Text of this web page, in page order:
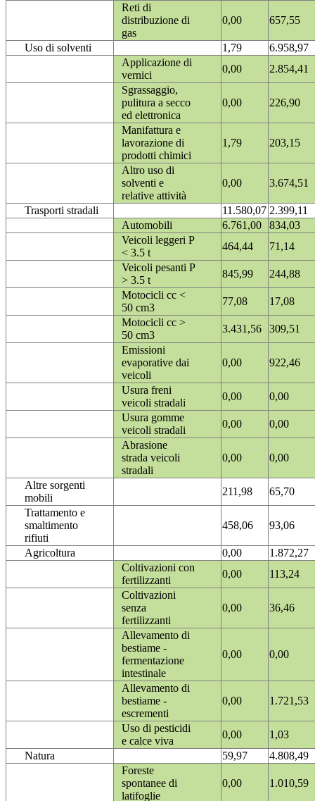
Reti di
distribuzione di
gas
0,00 657,55
Uso di solventi 1,79
6.958,97
Applicazione di
vernici
0,00
2.854,41
Sgrassaggio,
pulitura a secco
ed elettronica
0,00 226,90
Manifattura e
lavorazione di
prodotti chimici
1,79 203,15
Altro uso di
solventi e
relative attività
0,00 3.674,51
Trasporti stradali 11.580,07 2.399,11
Automobili
6.761,00
834,03
Veicoli leggeri P
< 3.5 t
464,44
71,14
Veicoli pesanti P
> 3.5 t
845,99
244,88
Motocicli cc <
50 cm3
77,08
17,08
Motocicli cc >
50 cm3
3.431,56
309,51
Emissioni
evaporative dai
veicoli
0,00 922,46
Usura freni
veicoli stradali
0,00
0,00
Usura gomme
veicoli stradali
0,00
0,00
Abrasione
strada veicoli
stradali
0,00 0,00
Altre sorgenti
mobili
211,98
65,70
Trattamento e
smaltimento
rifiuti
458,06 93,06
Agricoltura 0,00
1.872,27
Coltivazioni con
fertilizzanti
0,00
113,24
Coltivazioni
senza
fertilizzanti
0,00 36,46
Allevamento di
bestiame -
fermentazione
intestinale
0,00 0,00
Allevamento di
bestiame -
escrementi
0,00 1.721,53
Uso di pesticidi
e calce viva
0,00
1,03
Natura
59,97
4.808,49
Foreste
spontanee di
latifoglie
0,00 1.010,59